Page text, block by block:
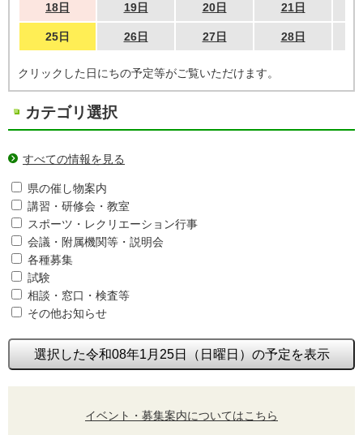
18日 19日 20日 21日
25日 26日 27日 28日
クリックした日にちの予定等がご覧いただけます。
カテゴリ選択
すべての情報を見る
県の催し物案内
講習・研修会・教室
スポーツ・レクリエーション行事
会議・附属機関等・説明会
各種募集
試験
相談・窓口・検査等
その他お知らせ
選択した令和08年1月25日（日曜日）の予定を表示
イベント・募集案内についてはこちら